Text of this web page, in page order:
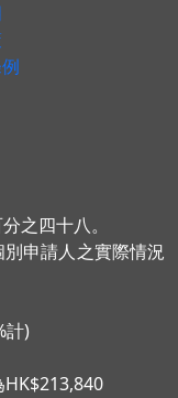
之四十八。
申請人之實際情況
計)